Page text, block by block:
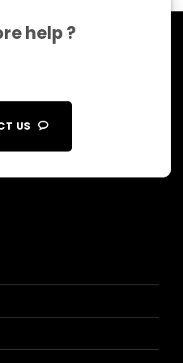
help ?
US